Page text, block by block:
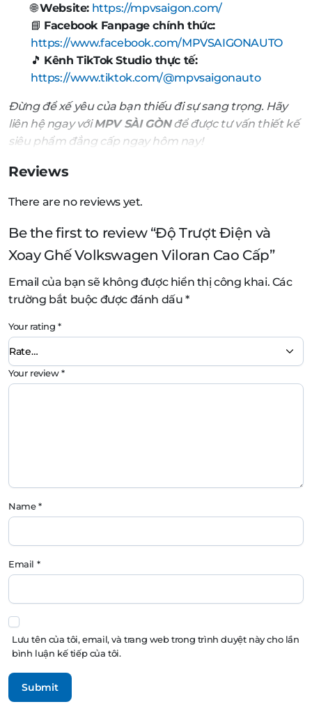
🌐Website: https://mpvsaigon.com/
📘 Facebook Fanpage chính thức:
https://www.facebook.com/MPVSAIGONAUTO
🎵 Kênh TikTok Studio thực tế:
https://www.tiktok.com/@mpvsaigonauto
Đừng để xế yêu của bạn thiếu đi sự sang trọng. Hãy
liên hệ ngay vớiMPV SÀI GÒNđể được tư vấn thiết kế
siêu phẩm đẳng cấp ngay hôm nay!
Reviews
There are no reviews yet.
Be the first to review “Độ Trượt Điện và
Xoay Ghế Volkswagen Viloran Cao Cấp”
Email của bạn sẽ không được hiển thị công khai. Các
trường bắt buộc được đánh dấu*
Your rating*
Your review*
Name*
Email *
Lưu tên của tôi, email, và trang web trong trình duyệt này cho lần
bình luận kế tiếp của tôi.